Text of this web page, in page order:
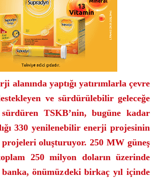
alanında yaptığı yatırımlarla çevre
ve sürdürülebilir geleceğe
sürdüren TSKB’nin, bugüne kadar
330 yenilenebilir enerji projesinin
projeleri oluşturuyor. 250 MW güneş
250 milyon doların üzerinde
önümüzdeki birkaç yıl içinde